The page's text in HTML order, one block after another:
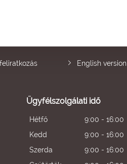
English version
Ügyfélszolgálati idő
Hétfő
9:00 - 16:00
Kedd
9:00 - 16:00
Szerda
9:00 - 16:00